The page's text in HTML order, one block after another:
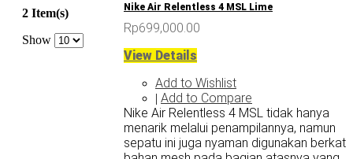
2 Item(s)
Show
Nike Air Relentless 4 MSL Lime
Rp699,000.00
View Details
Add to Wishlist
| Add to Compare
Nike Air Relentless 4 MSL tidak hanya
menarik melalui penampilannya, namun
sepatu ini juga nyaman digunakan berkat